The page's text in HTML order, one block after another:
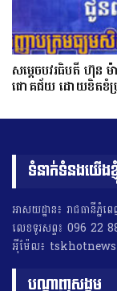
សម្តេចបវរធិបតី ហ៊ុន
ជោគជ័យ ដោយខិតខំ
ទំនាក់ទំនងយើងខ្
អាសយដ្ឋាន៖ រាជធានីភ្នំព
លេខទូរសព្ទ៖ 096 22
អុីម៉ែល៖
បណ្តាញសង្គម